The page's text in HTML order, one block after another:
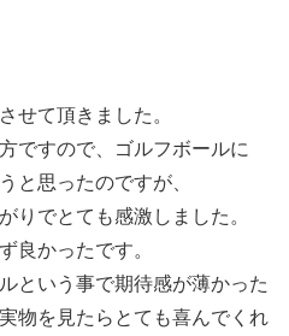
せて頂きました。
すので、ゴルフボールに
思ったのですが、
でとても感激しました。
かったです。
いう事で期待感が薄かった
を見たらとても喜んでくれ